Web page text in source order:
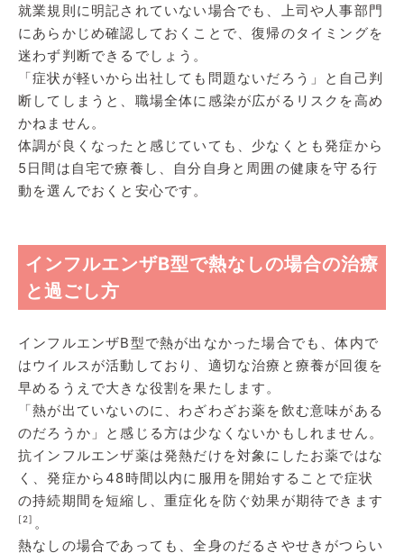
就業規則に明記されていない場合でも、上司や人事部門
にあらかじめ確認しておくことで、復帰のタイミングを
迷わず判断できるでしょう。
「症状が軽いから出社しても問題ないだろう」と自己判
断してしまうと、職場全体に感染が広がるリスクを高め
かねません。
体調が良くなったと感じていても、少なくとも発症から
5日間は自宅で療養し、自分自身と周囲の健康を守る行
動を選んでおくと安心です。
インフルエンザB型で熱なしの場合の治療
と過ごし方
インフルエンザB型で熱が出なかった場合でも、体内で
はウイルスが活動しており、適切な治療と療養が回復を
早めるうえで大きな役割を果たします。
「熱が出ていないのに、わざわざお薬を飲む意味がある
のだろうか」と感じる方は少なくないかもしれません。
抗インフルエンザ薬は発熱だけを対象にしたお薬ではな
く、発症から48時間以内に服用を開始することで症状
の持続期間を短縮し、重症化を防ぐ効果が期待できます
[2] 。
熱なしの場合であっても、全身のだるさやせきがつらい